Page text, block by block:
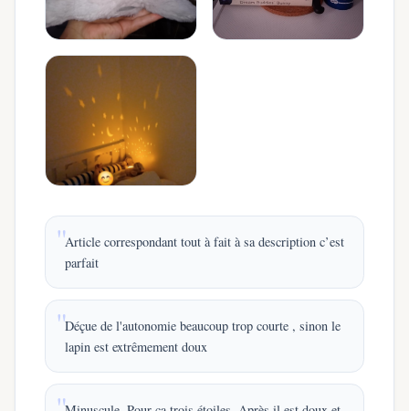
Article correspondant tout à fait à sa description c’est
parfait
Déçue de l'autonomie beaucoup trop courte , sinon le
lapin est extrêmement doux